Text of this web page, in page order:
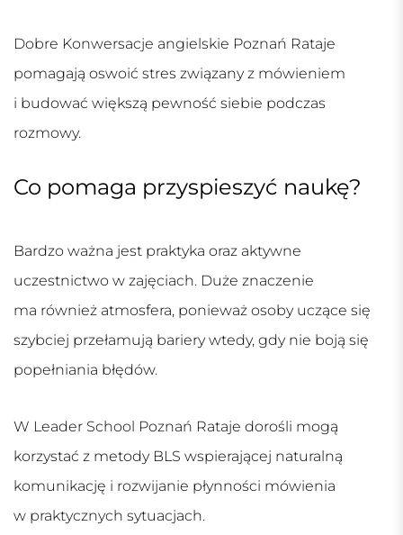
Dobre Konwersacje angielskie Poznań Rataje
pomagają oswoić stres związany z mówieniem
i budować większą pewność siebie podczas
rozmowy.
Co pomaga przyspieszyć naukę?
Bardzo ważna jest praktyka oraz aktywne
uczestnictwo w zajęciach. Duże znaczenie
ma również atmosfera, ponieważ osoby uczące się
szybciej przełamują bariery wtedy, gdy nie boją się
popełniania błędów.
W Leader School Poznań Rataje dorośli mogą
korzystać z metody BLS wspierającej naturalną
komunikację i rozwijanie płynności mówienia
w praktycznych sytuacjach.